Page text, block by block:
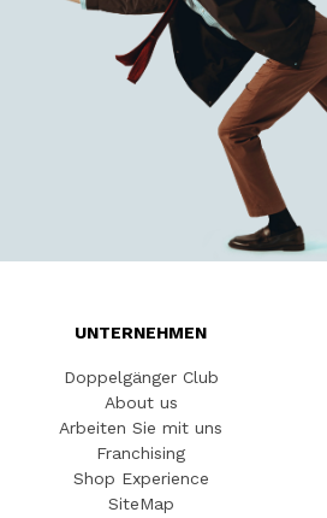
UNTERNEHMEN
Doppelgänger Club
About us
Arbeiten Sie mit uns
Franchising
Shop Experience
SiteMap